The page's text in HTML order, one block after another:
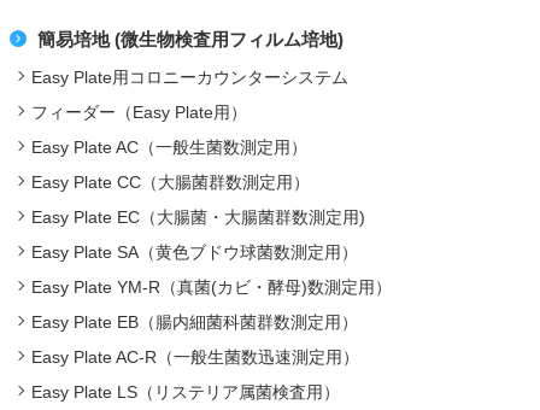
簡易培地 (微生物検査用フィルム培地)
Easy Plate用コロニーカウンターシステム
フィーダー（Easy Plate用）
Easy Plate AC（一般生菌数測定用）
Easy Plate CC（大腸菌群数測定用）
Easy Plate EC（大腸菌・大腸菌群数測定用)
Easy Plate SA（黄色ブドウ球菌数測定用）
Easy Plate YM-R（真菌(カビ・酵母)数測定用）
Easy Plate EB（腸内細菌科菌群数測定用）
Easy Plate AC-R（一般生菌数迅速測定用）
Easy Plate LS（リステリア属菌検査用）